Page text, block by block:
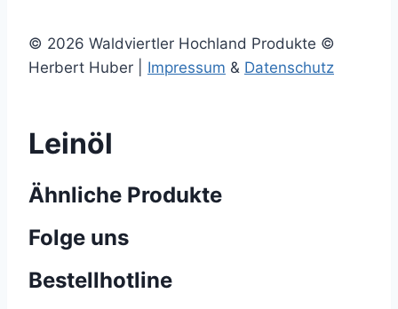
© 2026 Waldviertler Hochland Produkte ©
Herbert Huber | Impressum & Datenschutz
Leinöl
Ähnliche Produkte
Folge uns
Bestellhotline